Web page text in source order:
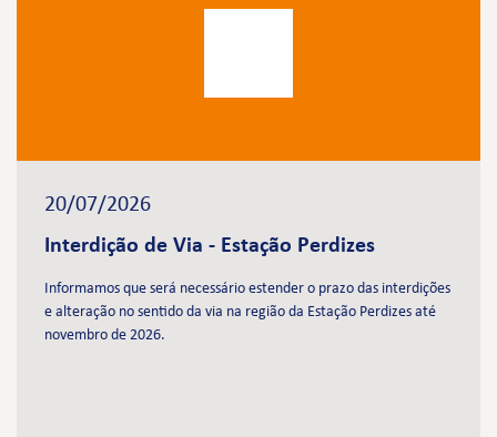
20/07/2026
Interdição de Via - Estação Perdizes
Informamos que será necessário estender o prazo das interdições
e alteração no sentido da via na região da Estação Perdizes até
novembro de 2026.